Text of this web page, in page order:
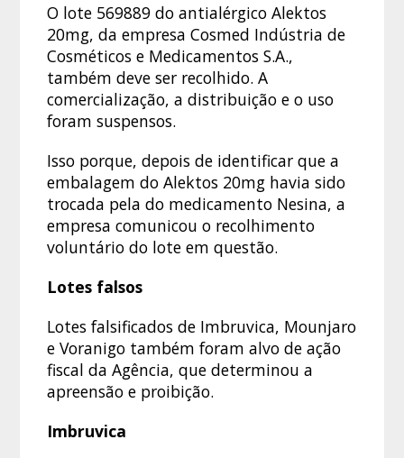
O lote 569889 do antialérgico Alektos
20mg, da empresa Cosmed Indústria de
Cosméticos e Medicamentos S.A.,
também deve ser recolhido. A
comercialização, a distribuição e o uso
foram suspensos.
Isso porque, depois de identificar que a
embalagem do Alektos 20mg havia sido
trocada pela do medicamento Nesina, a
empresa comunicou o recolhimento
voluntário do lote em questão.
Lotes falsos
Lotes falsificados de Imbruvica, Mounjaro
e Voranigo também foram alvo de ação
fiscal da Agência, que determinou a
apreensão e proibição.
Imbruvica